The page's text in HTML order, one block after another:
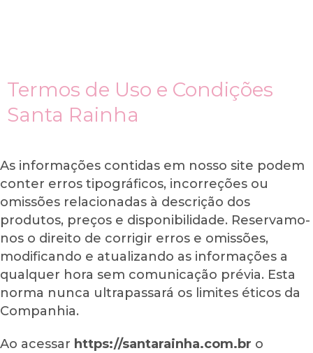
Termos de Uso e Condições
Santa Rainha
As informações contidas em nosso site podem
conter erros tipográficos, incorreções ou
omissões relacionadas à descrição dos
produtos, preços e disponibilidade. Reservamo-
nos o direito de corrigir erros e omissões,
modificando e atualizando as informações a
qualquer hora sem comunicação prévia. Esta
norma nunca ultrapassará os limites éticos da
Companhia.
Ao acessar https://santarainha.com.br o